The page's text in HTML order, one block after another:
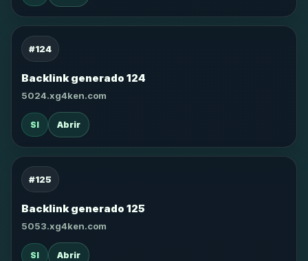
#124
Backlink generado 124
5024.xg4ken.com
SI Abrir
#125
Backlink generado 125
5053.xg4ken.com
SI Abrir